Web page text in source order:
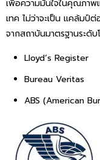
เพื่อความมั่นใจในคุณภา
เทค ไม่ว่าจะเป็น แคล้มป์
จากสถาบันมาตรฐานระดั
Lloyd’s Register
Bureau Veritas
ABS (American